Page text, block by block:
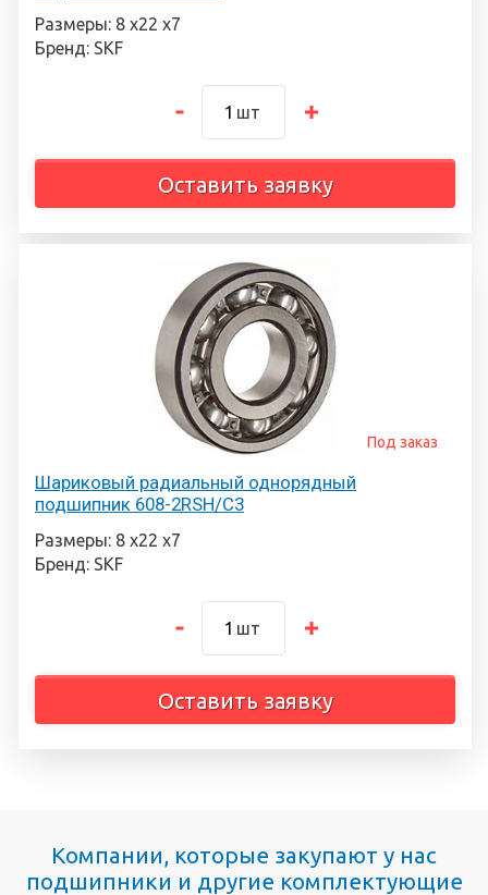
Размеры: 8 х22 х7
Бренд: SKF
шт
Оставить заявку
Шариковый радиальный однорядный
подшипник 608-2RSH/C3
Под заказ
Размеры: 8 х22 х7
Бренд: SKF
шт
Оставить заявку
Компании, которые закупают у нас
подшипники и другие комплектующие